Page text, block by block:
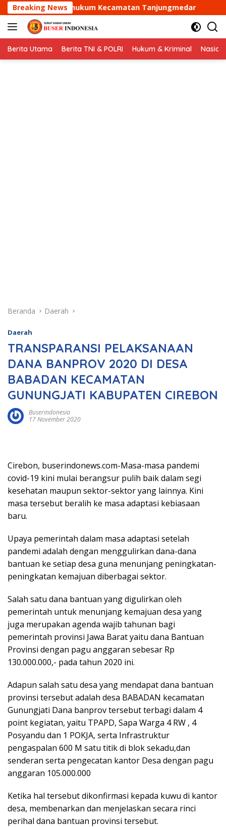
Langsung
ke
konten
Breaking NewsTanjungmedar Aipda Dani Santika
Berita Utama Berita TNI & POLRI Hukum & Kriminal
Beranda Daerah
Daerah
TRANSPARANSI PELAKSANAAN
DANA BANPROV 2020 DI DESA
BABADAN KECAMATAN
GUNUNGJATI KABUPATEN CIREBON
Buserindonesia
17 November 2020
Cirebon, buserindonews.com-Masa-masa pandemi
covid-19 kini mulai berangsur pulih baik dalam segi
kesehatan maupun sektor-sektor yang lainnya. Kini
masa tersebut beralih ke masa adaptasi kebiasaan
baru.
Upaya pemerintah dalam masa adaptasi setelah
pandemi adalah dengan menggulirkan dana-dana
bantuan ke setiap desa guna menunjang peningkatan-
peningkatan kemajuan diberbagai sektor.
Salah satu dana bantuan yang digulirkan oleh
pemerintah untuk menunjang kemajuan desa yang
juga merupakan agenda wajib tahunan bagi
pemerintah provinsi Jawa Barat yaitu dana Bantuan
Provinsi dengan pagu anggaran sebesar Rp
130.000.000,- pada tahun 2020 ini.
Adapun salah satu desa yang mendapat dana bantuan
provinsi tersebut adalah desa BABADAN kecamatan
Gunungjati Dana banprov tersebut terbagi dalam 4
point kegiatan, yaitu TPAPD, Sapa Warga 4 RW , 4
Posyandu dan 1 POKJA, serta Infrastruktur
pengaspalan 600 M satu titik di blok sekadu,dan
senderan serta pengecatan kantor Desa dengan pagu
anggaran 105.000.000
Ketika hal tersebut dikonfirmasi kepada kuwu di kantor
desa, membenarkan dan menjelaskan secara rinci
perihal dana bantuan provinsi tersebut.